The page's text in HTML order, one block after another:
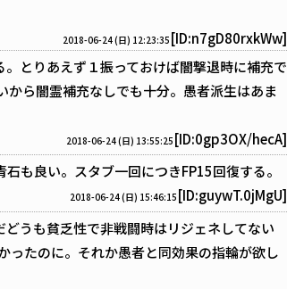
2018-06-24 (日) 12:23:35 [ID:n7gD80rxkWw]
とりあえず１振っておけば闇撃退時に補充で
ら闇霊補充なしでも十分。愚者派生はあま
2018-06-24 (日) 13:55:25 [ID:0gp3OX/hecA]
も良い。スタブ一回につきFP15回復する。
2018-06-24 (日) 15:46:15 [ID:guywT.0jMgU]
うも貧乏性で非戦闘時はリジェネしてない
ったのに。それか愚者と同効果の指輪が欲し